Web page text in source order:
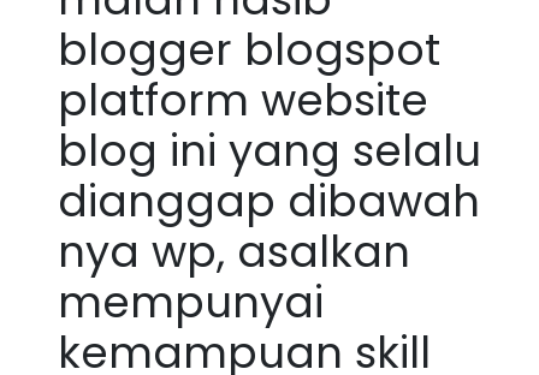
blogger blogspot
platform website
blog ini yang selalu
dianggap dibawah
nya wp, asalkan
mempunyai
kemampuan skill